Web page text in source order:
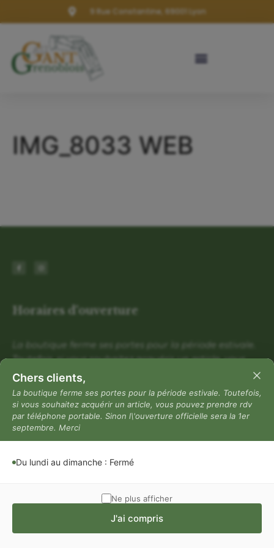
9 Rue Constantine, 69001 Lyon
IMG_8033 WEB
Horaires d'ouverture
La boutique ferme ses portes pour la période estivale.
Toutefois, si vous souhaitez acquérir un article, vous
pouvez prendre rdv par téléphone portable. Sinon
l\'ouverture officielle sera la 1er septembre. Merci
Du lundi au dimanche : Fermé
Mentions légales
Politique de confidentialité
Chers clients,
La boutique ferme ses portes pour la période estivale. Toutefois,
si vous souhaitez acquérir un article, vous pouvez prendre rdv
par téléphone portable. Sinon l\'ouverture officielle sera la 1er
septembre. Merci
Du lundi au dimanche : Fermé
Ne plus afficher
J'ai compris